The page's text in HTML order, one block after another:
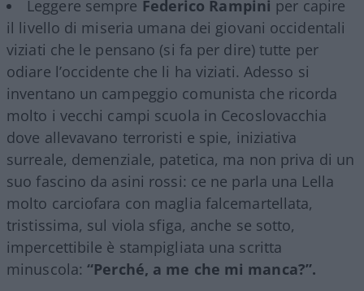
Leggere sempre Federico Rampini per capire
il livello di miseria umana dei giovani occidentali
viziati che le pensano (si fa per dire) tutte per
odiare l’occidente che li ha viziati. Adesso si
inventano un campeggio comunista che ricorda
molto i vecchi campi scuola in Cecoslovacchia
dove allevavano terroristi e spie, iniziativa
surreale, demenziale, patetica, ma non priva di un
suo fascino da asini rossi: ce ne parla una Lella
molto carciofara con maglia falcemartellata,
tristissima, sul viola sfiga, anche se sotto,
impercettibile è stampigliata una scritta
minuscola: “Perché, a me che mi manca?”.